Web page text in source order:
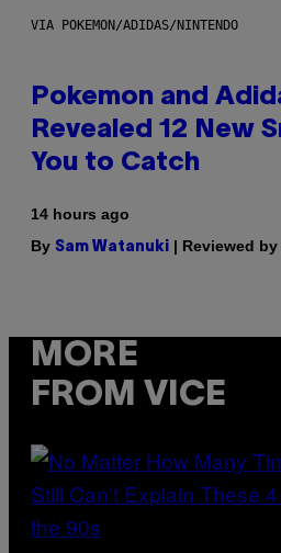
VIA POKEMON/ADIDAS/NINTENDO
Pokemon and
Revealed 12 New
You to Catch
14 hours ago
By Sam Watanuki | Reviewed by
MORE
FROM VICE